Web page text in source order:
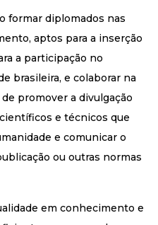
formar diplomados nas
aptos para a inserção
a participação no
brasileira, e colaborar na
promover a divulgação
e técnicos que
e comunicar o
ou outras normas
em conhecimento e